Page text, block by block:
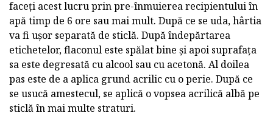
faceți acest lucru prin pre-înmuierea recipientului în
apă timp de 6 ore sau mai mult. După ce se uda, hârtia
va fi ușor separată de sticlă. După îndepărtarea
etichetelor, flaconul este spălat bine și apoi suprafața
sa este degresată cu alcool sau cu acetonă. Al doilea
pas este de a aplica grund acrilic cu o perie. După ce
se usucă amestecul, se aplică o vopsea acrilică albă pe
sticlă în mai multe straturi.